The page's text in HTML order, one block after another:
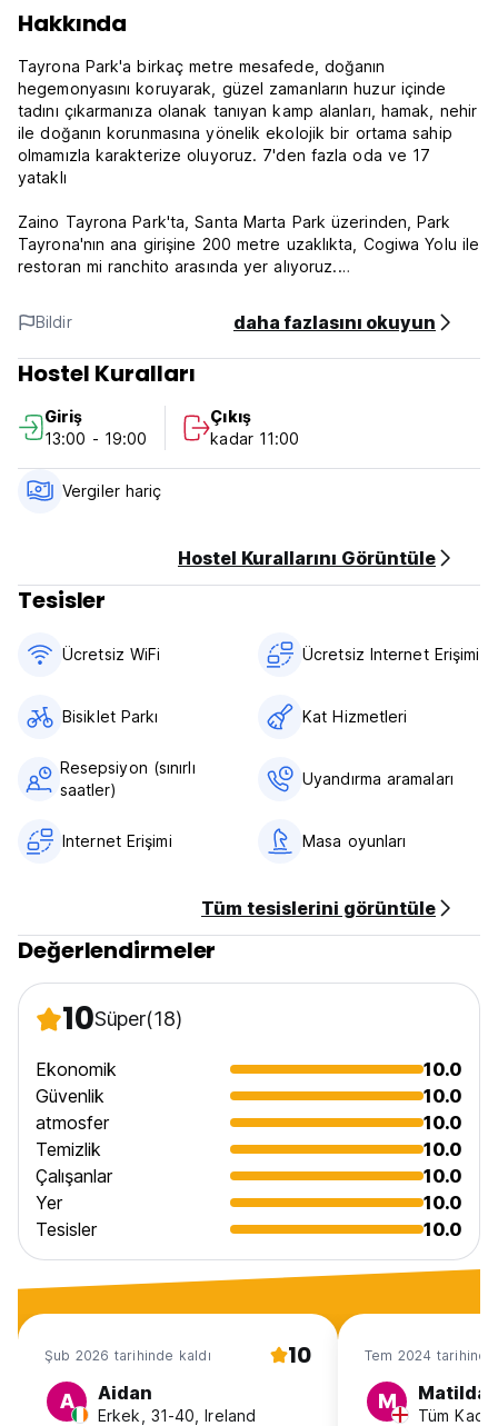
Hakkında
Tayrona Park'a birkaç metre mesafede, doğanın
hegemonyasını koruyarak, güzel zamanların huzur içinde
tadını çıkarmanıza olanak tanıyan kamp alanları, hamak, nehir
ile doğanın korunmasına yönelik ekolojik bir ortama sahip
olmamızla karakterize oluyoruz. 7'den fazla oda ve 17
yataklı
Zaino Tayrona Park'ta, Santa Marta Park üzerinden, Park
Tayrona'nın ana girişine 200 metre uzaklıkta, Cogiwa Yolu ile
restoran mi ranchito arasında yer alıyoruz.
Klimalı, televizyonlu, özel banyolu özel aile odası, çiftler için
ortak banyolu 2 adet çift kişilik oda, 1 adet vantilatörlü 5
yataklı ortak oda, yeşil ve rahat bir alanda kamp için çadır
ve gecelik hamak hizmetimiz bulunmaktadır. İçecekler için
bulunmaktadır. (Auto-translated from original language)
Bildir daha fazlasını okuyun
Hostel Kuralları
Giriş
13:00 - 19:00
Çıkış
kadar 11:00
Vergiler hariç
Hostel Kurallarını Görüntüle
Tesisler
Ücretsiz WiFi Ücretsiz Internet Erişimi
Bisiklet Parkı Kat Hizmetleri
Resepsiyon (sınırlı
saatler)
Uyandırma aramaları
Internet Erişimi Masa oyunları
Tüm tesislerini görüntüle
Değerlendirmeler
10Süper(18)
Ekonomik
10.0
Güvenlik
10.0
atmosfer
10.0
Temizlik
10.0
Çalışanlar
10.0
Yer
10.0
Tesisler
10.0
Şub 2026 tarihinde kaldı 10
A Aidan
Erkek, 31-40, Ireland
Tem 2024 tarihinde
M Matilda